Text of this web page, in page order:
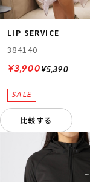
LIP SERVICE
384140
¥5,390
¥3,900
比較する